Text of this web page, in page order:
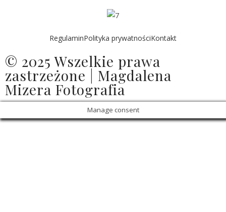
RegulaminPolityka prywatnościKontakt
© 2025 Wszelkie prawa
zastrzeżone | Magdalena
Mizera Fotografia
Manage consent